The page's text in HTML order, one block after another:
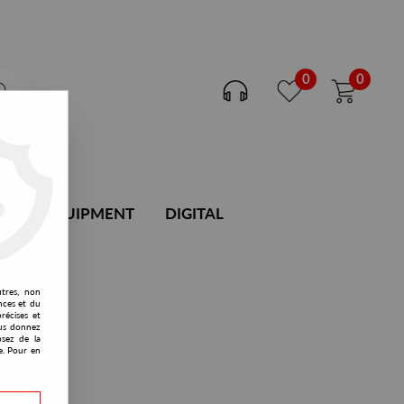
0 0
DJ EQUIPMENT DIGITAL
non
et du
et
donnez
de la
Pour en